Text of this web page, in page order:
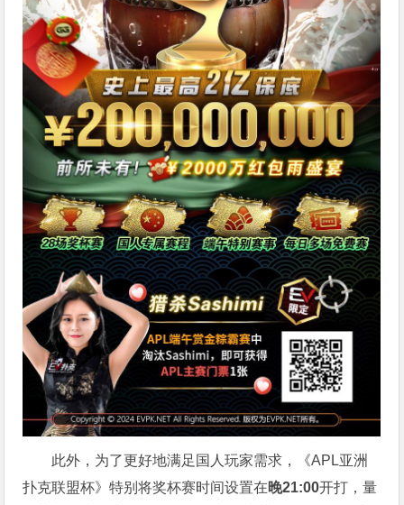
此外，为了更好地满足国人玩家需求，《APL亚洲
扑克联盟杯》特别将奖杯赛时间设置在晚21:00开打，量